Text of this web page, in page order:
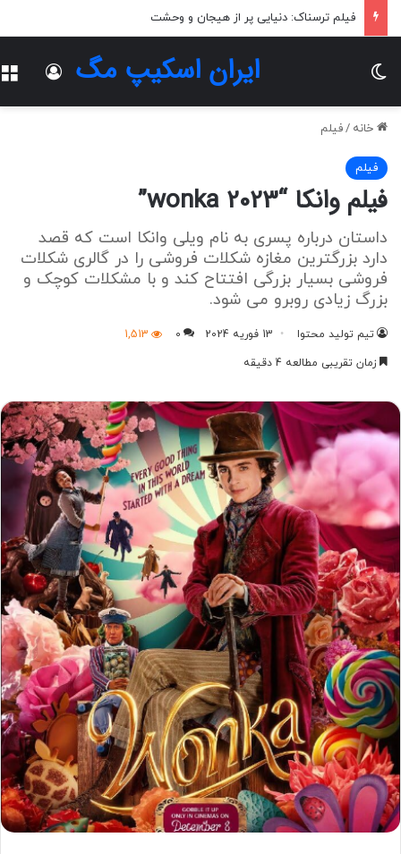
فیلم ترسناک: دنیایی پر از هیجان و وحشت
ایران اسکیپ مگ
خانه /فیلم
فیلم
فیلم وانکا “wonka 2023”
داستان درباره پسری به نام ویلی وانکا است که قصد
دارد بزرگترین مغازه شکلات فروشی را در گالری شکلات
فروشی بسیار بزرگی افتتاح کند و با مشکلات کوچک و
بزرگ زیادی روبرو می شود.
تیم تولید محتوا 13 فوریه 2024 0
1,513
زمان تقریبی مطالعه 4 دقیقه